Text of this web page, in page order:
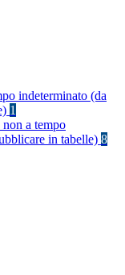
indeterminato (da
1
a tempo
in tabelle) 8